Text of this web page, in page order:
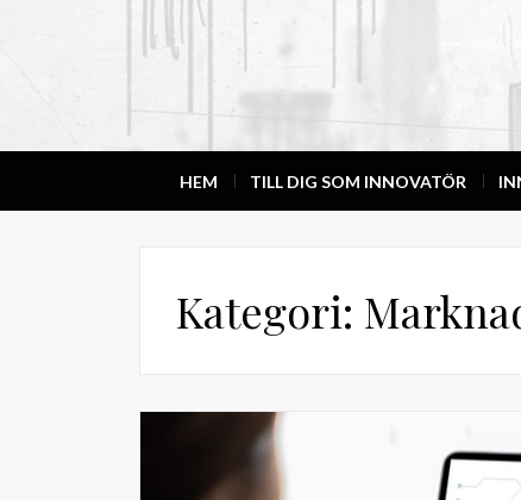
HEM TILL DIG SOM INNOVATÖR
Kategori: